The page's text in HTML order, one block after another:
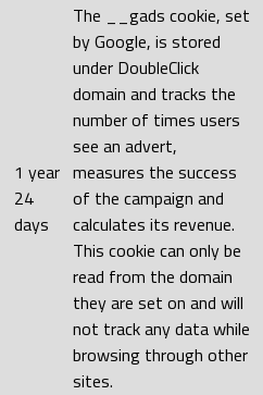
1 year
24
days
The __gads cookie, set
by Google, is stored
under DoubleClick
domain and tracks the
number of times users
see an advert,
measures the success
of the campaign and
calculates its revenue.
This cookie can only be
read from the domain
they are set on and will
not track any data while
browsing through other
sites.